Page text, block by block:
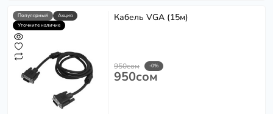
Популярный
Акция
Уточните наличие
Кабель VGA (15м)
950сом -0%
950сом